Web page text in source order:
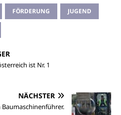
FÖRDERUNG JUGEND
ist Nr. 1
NÄCHSTER